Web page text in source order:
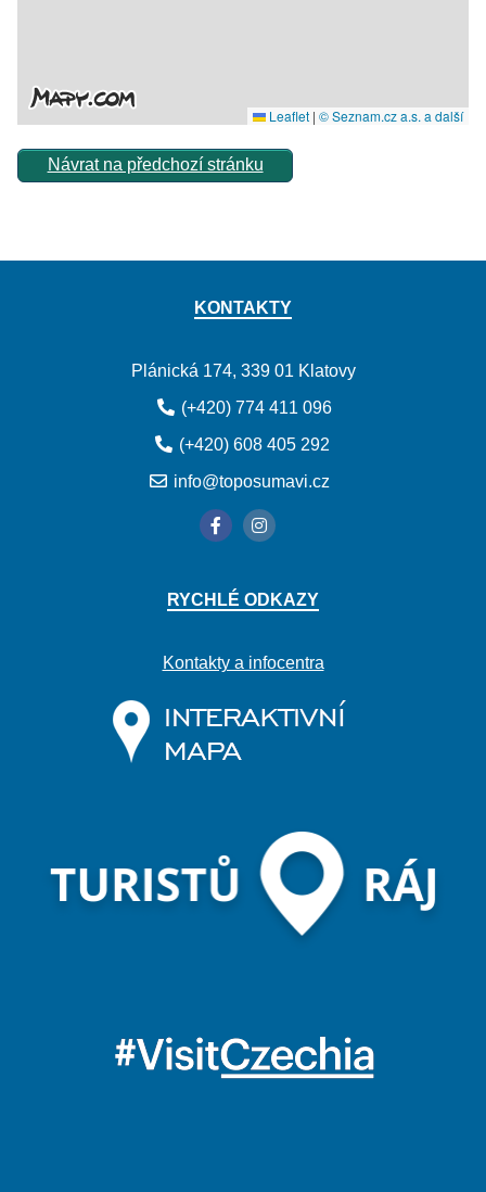
Návrat na předchozí stránku
KONTAKTY
Plánická 174, 339 01 Klatovy
(+420) 774 411 096
(+420) 608 405 292
info@toposumavi.cz
RYCHLÉ ODKAZY
Kontakty a infocentra